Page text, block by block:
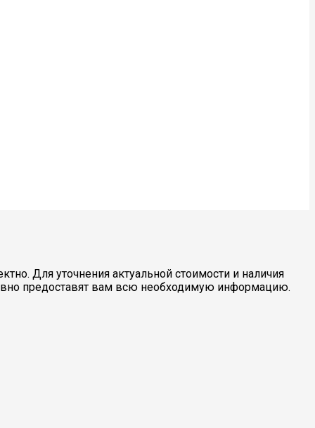
Для уточнения актуальной стоимости и наличия
предоставят вам всю необходимую информацию.